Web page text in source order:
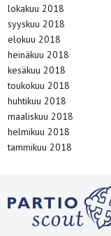
lokakuu 2018
syyskuu 2018
elokuu 2018
heinäkuu 2018
kesäkuu 2018
toukokuu 2018
huhtikuu 2018
maaliskuu 2018
helmikuu 2018
tammikuu 2018